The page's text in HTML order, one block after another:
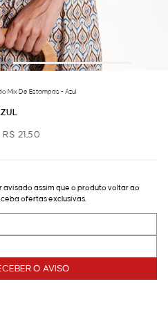
Mix De Estampas - Azul
21,50
assim que o produto voltar ao
ofertas exclusivas.
O AVISO